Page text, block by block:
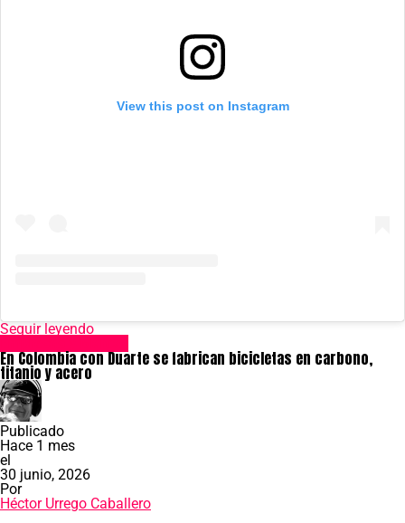
View this post on Instagram
Seguir leyendo
En Colombia con Duarte se fabrican bicicletas en carbono,
titanio y acero
Publicado
Hace 1 mes
el
30 junio, 2026
Por
Héctor Urrego Caballero